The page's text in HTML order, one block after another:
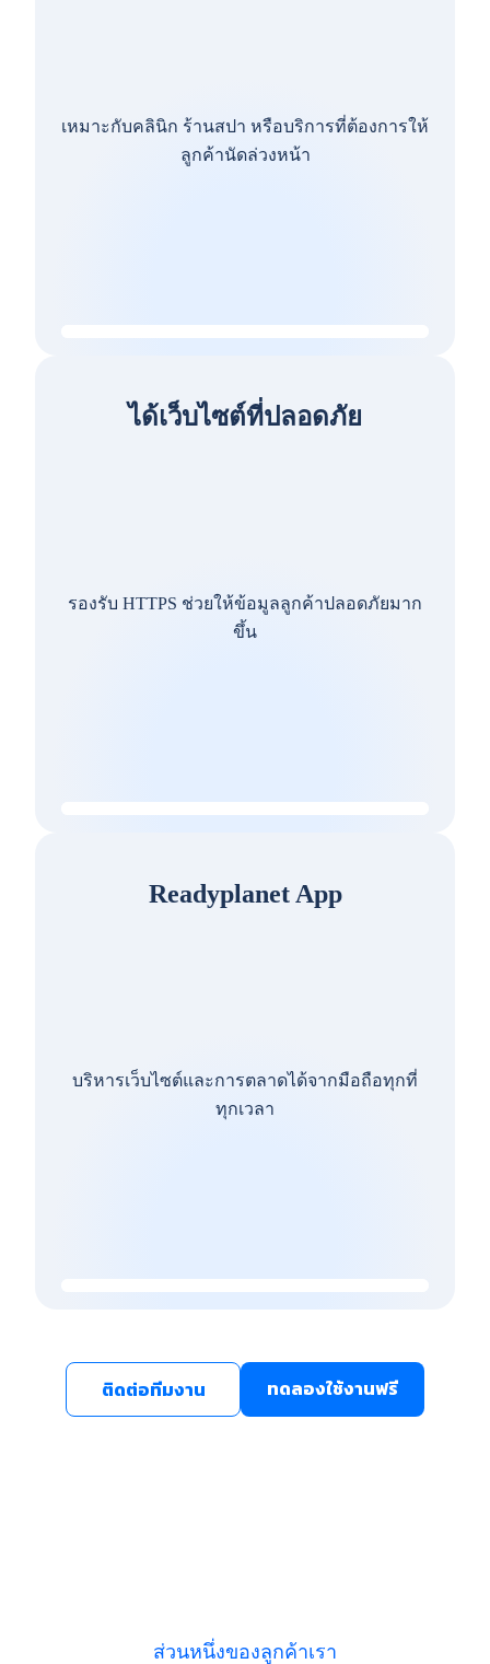
เหมาะกับคลินิก ร้านสปา หรือบริการที่ต้องการให้
ลูกค้านัดล่วงหน้า
ได้เว็บไซต์ที่ปลอดภัย
รองรับ HTTPS ช่วยให้ข้อมูลลูกค้าปลอดภัยมาก
ขึ้น
Readyplanet App
บริหารเว็บไซต์และการตลาดได้จากมือถือทุกที่
ทุกเวลา
ติดต่อทีมงาน ทดลองใช้งานฟรี
ส่วนหนึ่งของลูกค้าเรา